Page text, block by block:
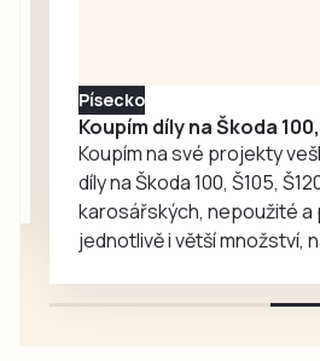
Písecko
Koupím díly na Škoda
Koupím na své projekty
díly na Škoda 100, Š105,
karosářských, nepoužité a
jednotlivě i větší množství,